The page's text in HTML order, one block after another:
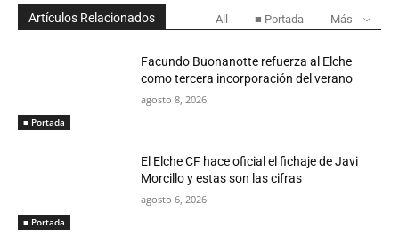
Artículos Relacionados All ■ Portada Más
■ Portada
Facundo Buonanotte refuerza al Elche
como tercera incorporación del verano
agosto 8, 2026
■ Portada
El Elche CF hace oficial el fichaje de Javi
Morcillo y estas son las cifras
agosto 6, 2026